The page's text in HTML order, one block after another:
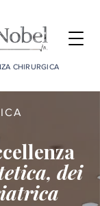
CHIRURGICA
dei